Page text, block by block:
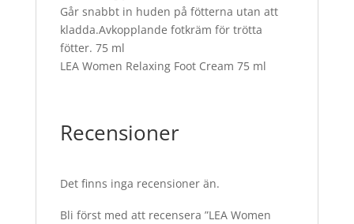
Går snabbt in huden på fötterna utan att
kladda.Avkopplande fotkräm för trötta
fötter. 75 ml
LEA Women Relaxing Foot Cream 75 ml
Recensioner
Det finns inga recensioner än.
Bli först med att recensera ”LEA Women